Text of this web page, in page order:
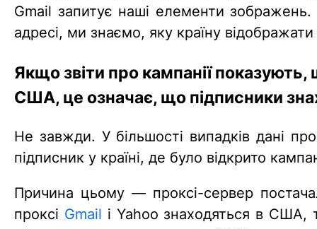
Gmail запитує наші елементи
адресі, ми знаємо, яку країну відображати
Якщо звіти про кампанії
США, це означає, що підписники
Не завжди. У більшості випадків дані
підписник у країні, де було відкрито
Причина цьому — проксі-сервер
проксі Gmail і Yahoo знаходяться в США,